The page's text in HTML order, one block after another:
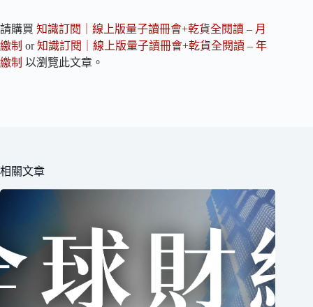
請購買 知識訂閱｜線上版量子讀冊會+乾貨全閱讀 – 月
繳制 or知識訂閱｜線上版量子讀冊會+乾貨全閱讀 – 年
繳制 以瀏覽此文章。
相關文章